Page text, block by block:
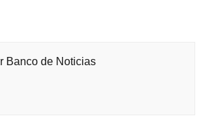
Banco de Noticias